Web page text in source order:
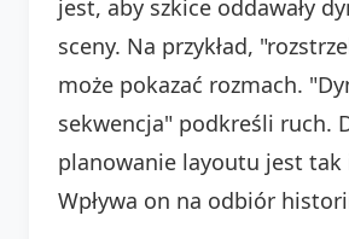
jest, aby szkice oddawały
sceny. Na przykład,
może pokazać rozmach.
sekwencja" podkreśli ruch.
planowanie layoutu jest
Wpływa on na odbiór